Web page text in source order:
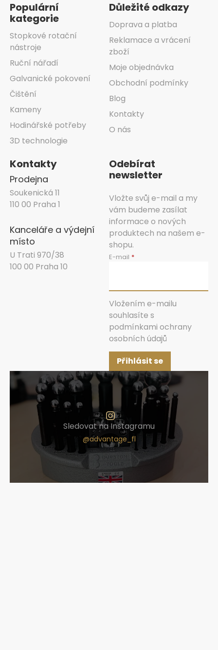
Populární
kategorie
Stopkové rotační
nástroje
Ruční nářadí
Galvanické pokovení
Čištění
Kameny
Hodinářské potřeby
3D technologie
Důležité odkazy
Doprava a platba
Reklamace a vrácení
zboží
Moje objednávka
Obchodní podmínky
Blog
Kontakty
O nás
Kontakty
Prodejna
Soukenická 11
110 00 Praha 1
Kanceláře a výdejní
místo
U Trati 970/38
100 00 Praha 10
Odebírat
newsletter
Vložte svůj e-mail a my
vám budeme zasílat
informace o nových
produktech na našem e-
shopu.
E-mail
Vložením e-mailu
souhlasíte s
podmínkami ochrany
osobních údajů
Přihlásit se
Sledovat na Instagramu